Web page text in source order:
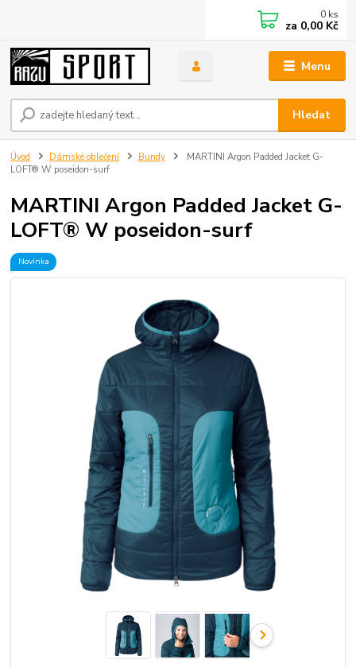
Menu
Hledat
0 ks
za 0,00 Kč
Úvod Dámské oblečení Bundy
MARTINI Argon Padded Jacket G-
LOFT® W poseidon-surf
MARTINI Argon Padded Jacket G-
LOFT® W poseidon-surf
Novinka